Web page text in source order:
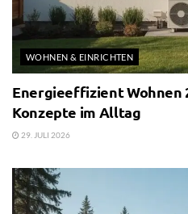
WOHNEN & EINRICHTEN
Energieeffizient Wohnen
Konzepte im Alltag
29. JULI 2026